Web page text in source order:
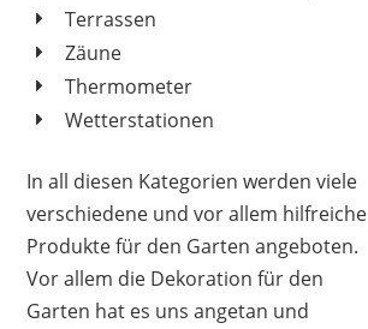
Terrassen
Zäune
Thermometer
Wetterstationen
In all diesen Kategorien werden viele
verschiedene und vor allem hilfreiche
Produkte für den Garten angeboten.
Vor allem die Dekoration für den
Garten hat es uns angetan und